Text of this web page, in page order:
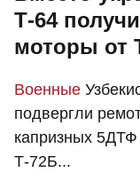
Т-64
моторы от
Военные
подвергли
капризных 5ДТФ
Т-72Б...